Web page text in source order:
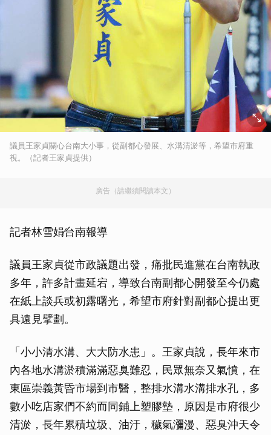
議員王家貞關心台南大小事，從副都心發展、水溝清淤等，希望市府重
視。（記者王家貞提供）
廣告（請繼續閱讀本文）
記者林雪娟∕台南報導
議員王家貞從市政議題出發，痛批民進黨在台南執政
多年，許多計畫延宕，導致台南副都心開發至今仍處
在紙上談兵或初露曙光，希望市府針對副都心提出更
具遠見擘劃。
「小小清水溝、大大防水患」。王家貞說，長年來市
內各地水溝淤積滿滿惡臭難忍，民眾無奈又氣憤，在
東區崇義黃昏市場到市醫，整排水溝水溝排水孔，多
數小吃店家們不約而同鋪上塑膠墊，原因是市府很少
清淤，長年累積垃圾、油汙，穢氣瀰漫、惡臭沖天令